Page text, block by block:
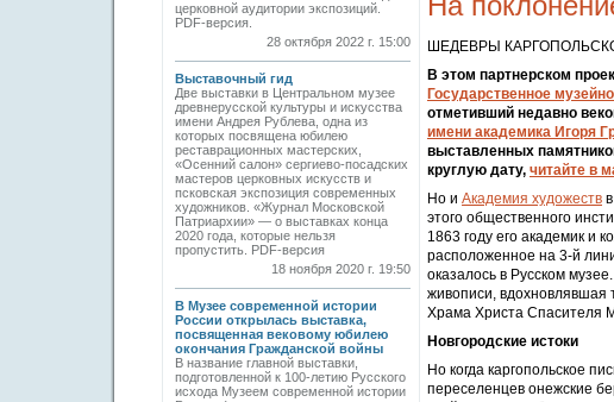
церковной аудитории экспозиций.
PDF-версия.
28 октября 2022 г. 15:00
Выставочный гид
Две выставки в Центральном музее
древнерусской культуры и искусства
имени Андрея Рублева, одна из
которых посвящена юбилею
реставрационных мастерских,
«Осенний салон» сергиево-посадских
мастеров церковных искусств и
псковская экспозиция современных
художников. «Журнал Московской
Патриархии» — о выставках конца
2020 года, которые нельзя
пропустить. PDF-версия
18 ноября 2020 г. 19:50
В Музее современной истории
России открылась выставка,
посвященная вековому юбилею
окончания Гражданской войны
В название главной выставки,
подготовленной к 100-летию Русского
исхода Музеем современной истории
ШЕДЕВРЫ
В этом партнерском
Государственное
отметивший недавно
имени академика Игоря
выставленных
круглую дату, читайте в
Но и Академия художеств
этого общественного
1863 году его академик и
расположенное на 3-й
оказалось в Русском
живописи, вдохновлявшая
Храма Христа Спасителя
Новгородские истоки
Но когда каргопольское
переселенцев онежские